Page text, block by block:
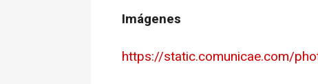
Imágenes
https://static.comunicae.com/